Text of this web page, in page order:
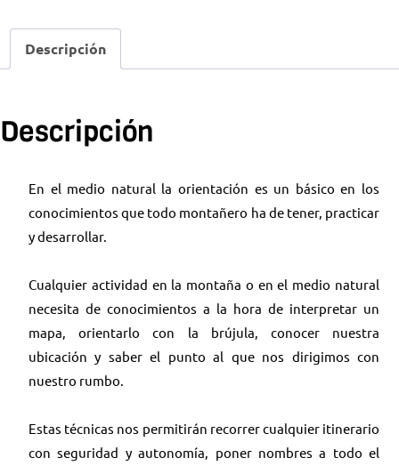
Descripción
Descripción
En el medio natural la orientación es un básico en los
conocimientos que todo montañero ha de tener, practicar
y desarrollar.
Cualquier actividad en la montaña o en el medio natural
necesita de conocimientos a la hora de interpretar un
mapa, orientarlo con la brújula, conocer nuestra
ubicación y saber el punto al que nos dirigimos con
nuestro rumbo.
Estas técnicas nos permitirán recorrer cualquier itinerario
con seguridad y autonomía, poner nombres a todo el